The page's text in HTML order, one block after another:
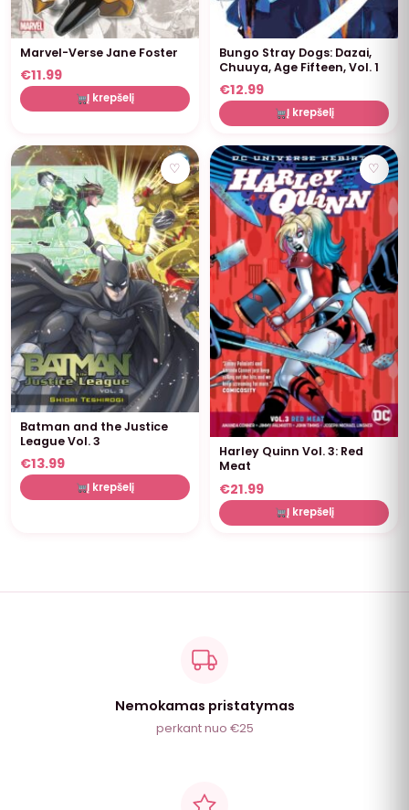
Marvel-Verse Jane Foster
€11.99
Į krepšelį
Bungo Stray Dogs: Dazai,
Chuuya, Age Fifteen, Vol. 1
€12.99
Į krepšelį
♡
Batman and the Justice
League Vol. 3
€13.99
Į krepšelį
♡
Harley Quinn Vol. 3: Red
Meat
€21.99
Į krepšelį
Nemokamas pristatymas
perkant nuo €25